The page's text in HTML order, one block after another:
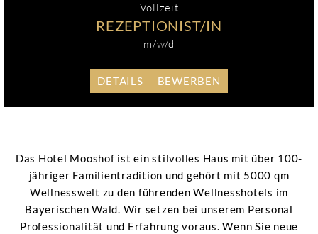
Vollzeit
REZEPTIONIST/IN
m/w/d
DETAILS BEWERBEN
Das Hotel Mooshof ist ein stilvolles Haus mit über 100-
jähriger Familientradition und gehört mit 5000 qm
Wellnesswelt zu den führenden Wellnesshotels im
Bayerischen Wald. Wir setzen bei unserem Personal
Professionalität und Erfahrung voraus. Wenn Sie neue